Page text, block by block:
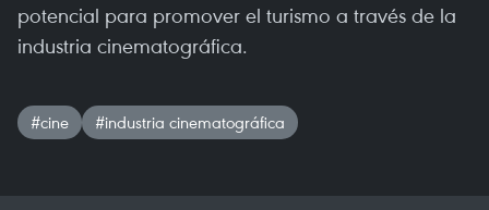
potencial para promover el turismo a través de la
industria cinematográfica.
#cine #industria cinematográfica